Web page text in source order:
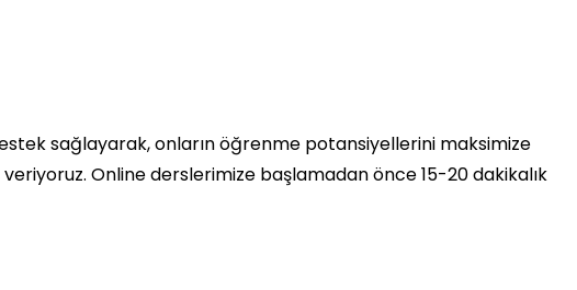
sağlayarak, onların öğrenme potansiyellerini maksimize
Online derslerimize başlamadan önce 15-20 dakikalık